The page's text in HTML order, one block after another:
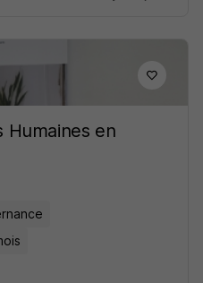
Humaines en